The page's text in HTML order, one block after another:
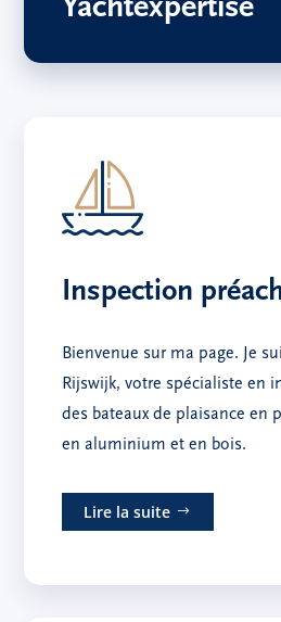
Yachtexpertise
Inspection
Bienvenue sur ma page. Je
Rijswijk, votre spécialiste en
des bateaux de plaisance en
en aluminium et en bois.
Lire la suite